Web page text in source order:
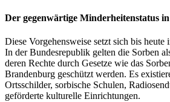
Der gegenwärtige Minderheitenstatus
Diese Vorgehensweise setzt sich bis heute
In der Bundesrepublik gelten die Sorben
deren Rechte durch Gesetze wie das
Brandenburg geschützt werden. Es
Ortsschilder, sorbische Schulen,
geförderte kulturelle Einrichtungen.